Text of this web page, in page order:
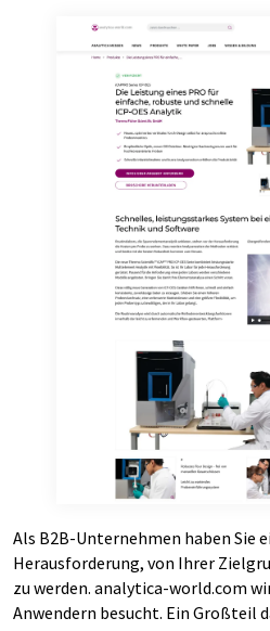
widerrufen. Zudem ist in jeder E-
Abbestellung des entsprechenden
Als B2B-Unternehmen haben Sie
Herausforderung, von Ihrer
zu werden. analytica-world.com
Anwendern besucht. Ein Großteil